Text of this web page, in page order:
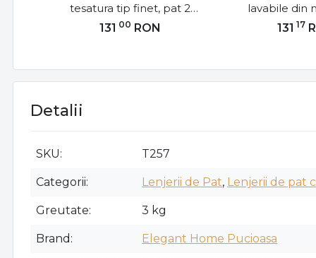
tesatura tip finet, pat 2
persoane, negru / bej, 6
131 00 RON
lavabile din
matlasata
02
131 17
Detalii
SKU T257
Categorii Lenjerii de Pat, Lenjerii de pat
Greutate 3 kg
Brand Elegant Home Pucioasa